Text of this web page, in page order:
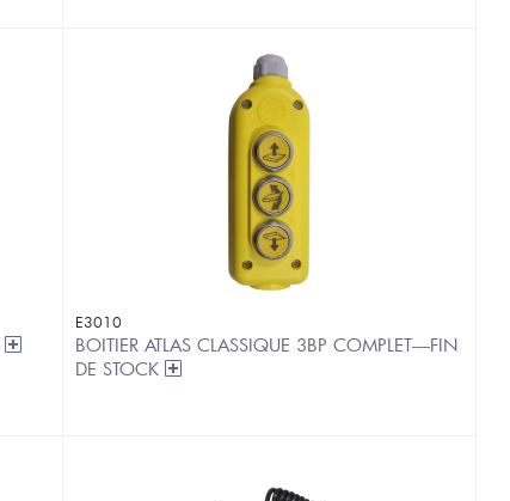
E3010
BOITIER ATLAS CLASSIQUE 3BP COMPLET-----FIN
DE STOCK